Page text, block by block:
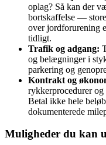
oplag? Så kan der
bortskaffelse —
over jordforurening
tidligt.
Trafik og adgang:
og belægninger i
parkering og
Kontrakt og
rykkerprocedurer
Betal ikke hele
dokumenterede
Muligheder du kan